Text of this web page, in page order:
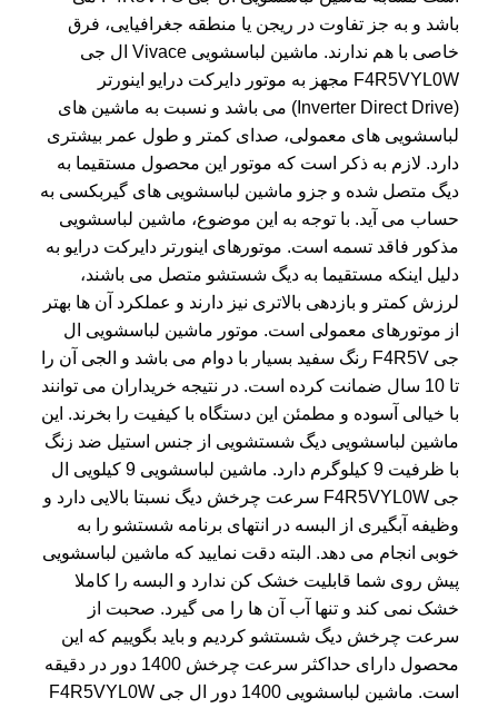
باشد و به جز تفاوت در ریجن یا منطقه جغرافیایی، فرق
خاصی با هم ندارند. ماشین لباسشویی Vivace ال جی
F4R5VYL0W مجهز به موتور دایرکت درایو اینورتر
(Inverter Direct Drive) می باشد و نسبت به ماشین های
لباسشویی های معمولی، صدای کمتر و طول عمر بیشتری
دارد. لازم به ذکر است که موتور این محصول مستقیما به
دیگ متصل شده و جزو ماشین لباسشویی های گیربکسی به
حساب می آید. با توجه به این موضوع، ماشین لباسشویی
مذکور فاقد تسمه است. موتورهای اینورتر دایرکت درایو به
دلیل اینکه مستقیما به دیگ شستشو متصل می باشند،
لرزش کمتر و بازدهی بالاتری نیز دارند و عملکرد آن ها بهتر
از موتورهای معمولی است. موتور ماشین لباسشویی ال
جی F4R5V رنگ سفید بسیار با دوام می باشد و الجی آن را
تا 10 سال ضمانت کرده است. در نتیجه خریداران می توانند
با خیالی آسوده و مطمئن این دستگاه با کیفیت را بخرند. این
ماشین لباسشویی دیگ شستشویی از جنس استیل ضد زنگ
با ظرفیت 9 کیلوگرم دارد. ماشین لباسشویی 9 کیلویی ال
جی F4R5VYL0W سرعت چرخش دیگ نسبتا بالایی دارد و
وظیفه آبگیری از البسه در انتهای برنامه شستشو را به
خوبی انجام می دهد. البته دقت نمایید که ماشین لباسشویی
پیش روی شما قابلیت خشک کن ندارد و البسه را کاملا
خشک نمی کند و تنها آب آن ها را می گیرد. صحبت از
سرعت چرخش دیگ شستشو کردیم و باید بگوییم که این
محصول دارای حداکثر سرعت چرخش 1400 دور در دقیقه
است. ماشین لباسشویی 1400 دور ال جی F4R5VYL0W